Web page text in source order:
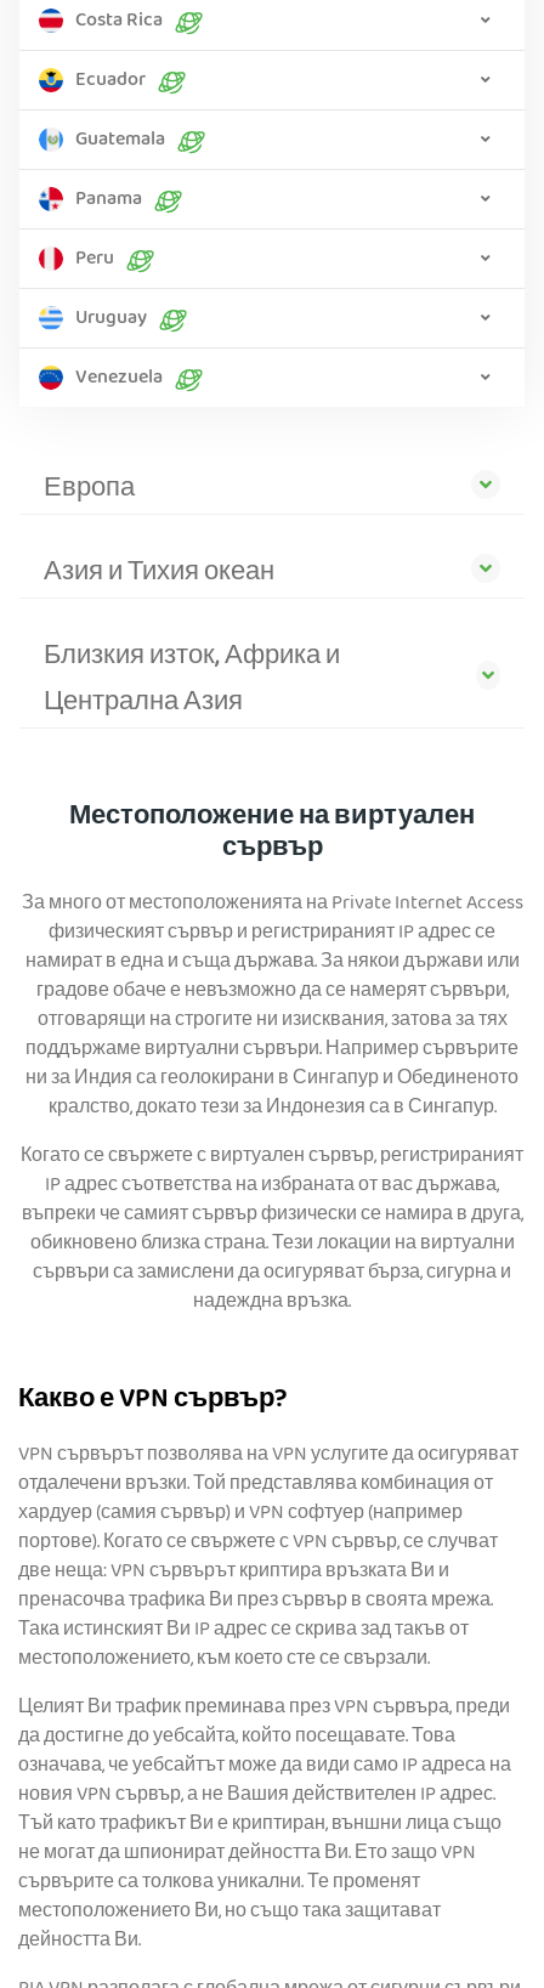
Costa Rica
Ecuador
Guatemala
Panama
Peru
Uruguay
Venezuela
Европа
Азия и Тихия океан
Близкия изток, Африка и
Централна Азия
Местоположение на виртуален
сървър
За много от местоположенията на Private Internet Access
физическият сървър и регистрираният IP адрес се
намират в една и съща държава. За някои държави или
градове обаче е невъзможно да се намерят сървъри,
отговарящи на строгите ни изисквания, затова за тях
поддържаме виртуални сървъри. Например сървърите
ни за Индия са геолокирани в Сингапур и Обединеното
кралство, докато тези за Индонезия са в Сингапур.
Когато се свържете с виртуален сървър, регистрираният
IP адрес съответства на избраната от вас държава,
въпреки че самият сървър физически се намира в друга,
обикновено близка страна. Тези локации на виртуални
сървъри са замислени да осигуряват бърза, сигурна и
надеждна връзка.
Какво е VPN сървър?
VPN сървърът позволява на VPN услугите да осигуряват
отдалечени връзки. Той представлява комбинация от
хардуер (самия сървър) и VPN софтуер (например
портове). Когато се свържете с VPN сървър, се случват
две неща: VPN сървърът криптира връзката Ви и
пренасочва трафика Ви през сървър в своята мрежа.
Така истинският Ви IP адрес се скрива зад такъв от
местоположението, към което сте се свързали.
Целият Ви трафик преминава през VPN сървъра, преди
да достигне до уебсайта, който посещавате. Това
означава, че уебсайтът може да види само IP адреса на
новия VPN сървър, а не Вашия действителен IP адрес.
Тъй като трафикът Ви е криптиран, външни лица също
не могат да шпионират дейността Ви. Ето защо VPN
сървърите са толкова уникални. Те променят
местоположението Ви, но също така защитават
дейността Ви.